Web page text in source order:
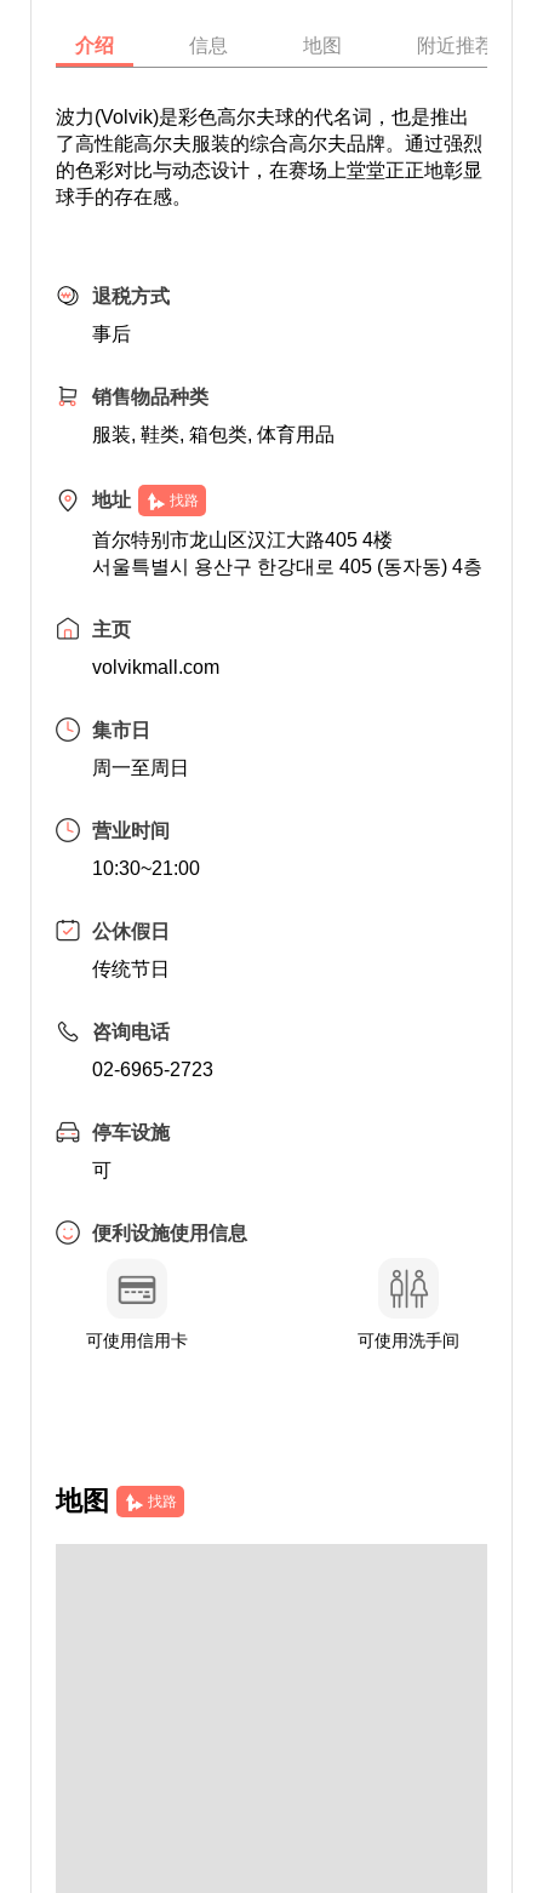
介绍 信息 地图 附近推荐景点
波力(Volvik)是彩色高尔夫球的代名词，也是推出
了高性能高尔夫服装的综合高尔夫品牌。通过强烈
的色彩对比与动态设计，在赛场上堂堂正正地彰显
球手的存在感。
退税方式
事后
销售物品种类
服装, 鞋类, 箱包类, 体育用品
地址 找路
首尔特别市龙山区汉江大路405 4楼
서울특별시 용산구 한강대로 405 (동자동) 4층
主页
volvikmall.com
集市日
周一至周日
营业时间
10:30~21:00
公休假日
传统节日
咨询电话
02-6965-2723
停车设施
可
便利设施使用信息
可使用信用卡 可使用洗手间
地图 找路